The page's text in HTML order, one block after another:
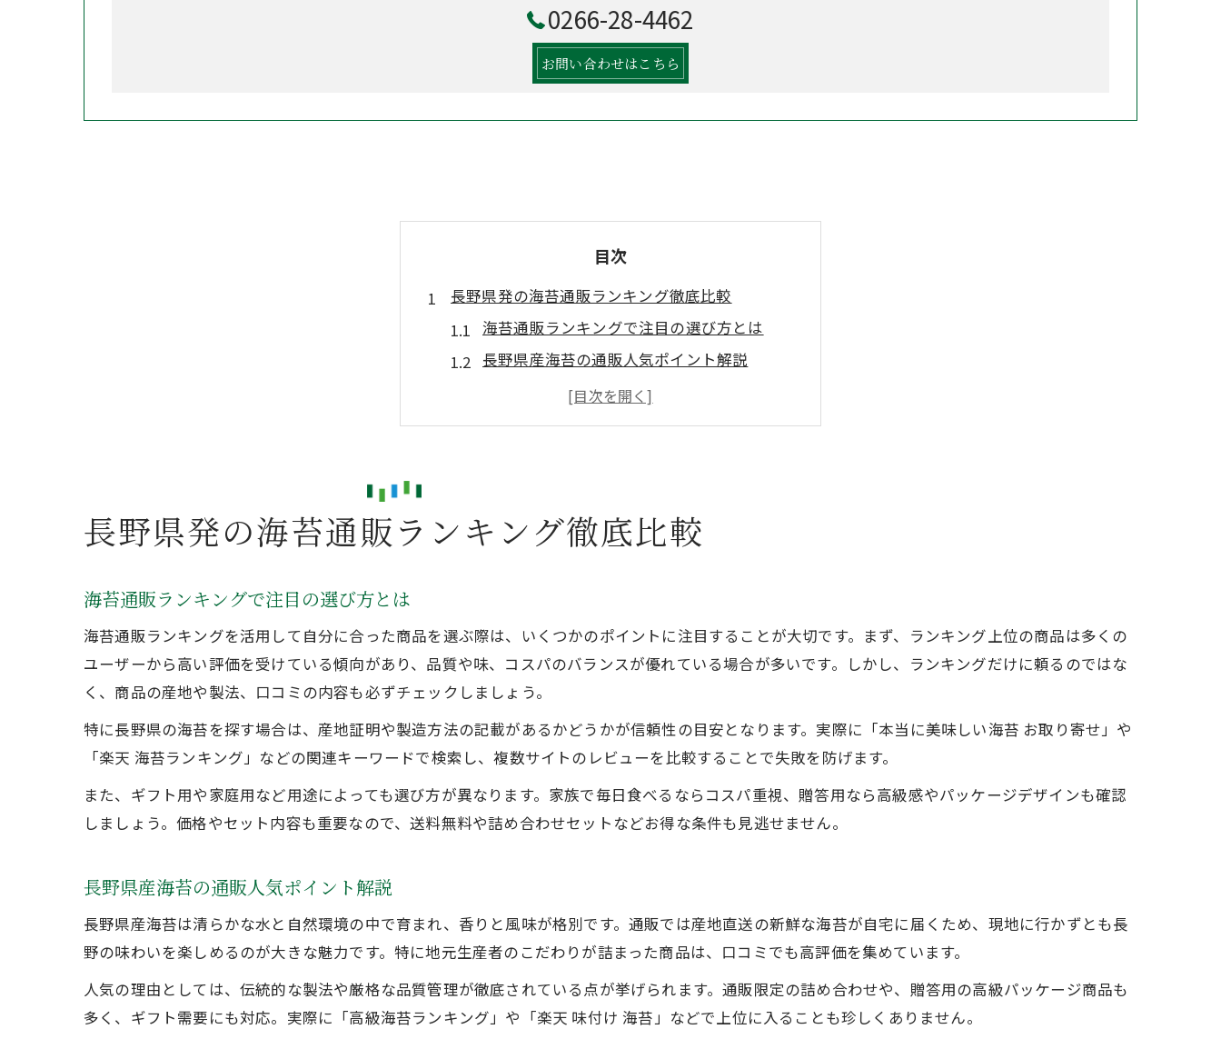
0266-28-4462
お問い合わせはこちら
目次
長野県発の海苔通販ランキング徹底比較
海苔通販ランキングで注目の選び方とは
長野県産海苔の通販人気ポイント解説
美味しい海苔通販ランキング活用術
高級海苔と訳あり海苔の比較ポイント
海苔通販で香りを最大限楽しむコツ
長野県産海苔の風味を見極める方法
通販ランキングで香り良い海苔を探す
美味しい海苔通販を探すなら口コミで決定
美味しい海苔の口コミランキング参考術
長野県産海苔通販のレビューの見方
楽天海苔口コミで失敗しない選び方
高評価の海苔通販を見極めるポイント
通販で高級海苔を選ぶ際の注意点
ランキングで人気の高級海苔選び方
通販ならではの高級海苔比較術
海苔通販で損しない高級海苔の選定
長野県発の海苔通販ランキング徹底比較
海苔通販ランキングで注目の選び方とは
海苔通販ランキングを活用して自分に合った商品を選ぶ際は、いくつかのポイントに注目することが大切です。まず、ランキング上位の商品は多くの
ユーザーから高い評価を受けている傾向があり、品質や味、コスパのバランスが優れている場合が多いです。しかし、ランキングだけに頼るのではな
く、商品の産地や製法、口コミの内容も必ずチェックしましょう。
特に長野県の海苔を探す場合は、産地証明や製造方法の記載があるかどうかが信頼性の目安となります。実際に「本当に美味しい海苔 お取り寄せ」や
「楽天 海苔ランキング」などの関連キーワードで検索し、複数サイトのレビューを比較することで失敗を防げます。
また、ギフト用や家庭用など用途によっても選び方が異なります。家族で毎日食べるならコスパ重視、贈答用なら高級感やパッケージデザインも確認
しましょう。価格やセット内容も重要なので、送料無料や詰め合わせセットなどお得な条件も見逃せません。
長野県産海苔の通販人気ポイント解説
長野県産海苔は清らかな水と自然環境の中で育まれ、香りと風味が格別です。通販では産地直送の新鮮な海苔が自宅に届くため、現地に行かずとも長
野の味わいを楽しめるのが大きな魅力です。特に地元生産者のこだわりが詰まった商品は、口コミでも高評価を集めています。
人気の理由としては、伝統的な製法や厳格な品質管理が徹底されている点が挙げられます。通販限定の詰め合わせや、贈答用の高級パッケージ商品も
多く、ギフト需要にも対応。実際に「高級海苔ランキング」や「楽天 味付け 海苔」などで上位に入ることも珍しくありません。